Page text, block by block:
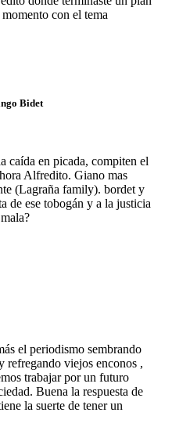
con el tema
Bidet
caída en picada, compiten el
Alfredito. Giano mas
(Lagraña family). bordet y
de ese tobogán y a la justicia
el periodismo sembrando
refregando viejos enconos ,
trabajar por un futuro
Buena la respuesta de
la suerte de tener un